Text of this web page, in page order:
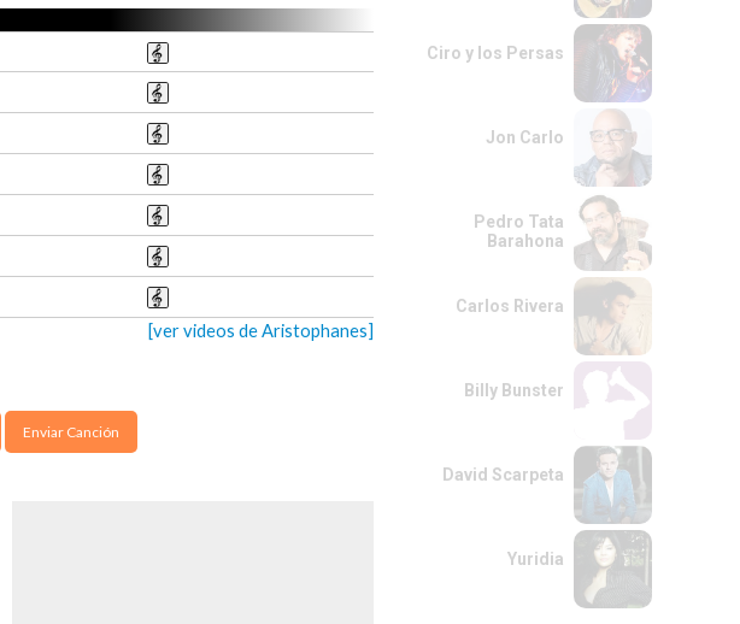
[ver videos de Aristophanes]
Enviar Canción
Ciro y los Persas
Jon Carlo
Pedro Tata
Barahona
Carlos Rivera
Billy Bunster
David Scarpeta
Yuridia